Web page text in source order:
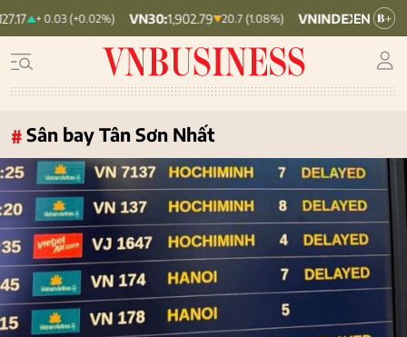
VN30:1,902.79 20.7 (1.08%) VNINDEX:1,764.78 19.87 (1.11%)
# Sân bay Tân Sơn Nhất